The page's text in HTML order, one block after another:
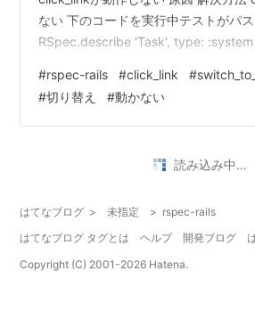
ない 下のコードを実行中テストがパ
RSpec.describe 'Task', type:
project.id) } describe 'Task一覧' do
it 'Project詳細からTa…
#rspec-rails #click_link #
#切り替え #動かない
読み込み中…
はてなブログ > 未指定 > rspec-rails
はてなブログ タグとは
ヘルプ 開発ブログ
Copyright (C) 2001-2026 Hatena.